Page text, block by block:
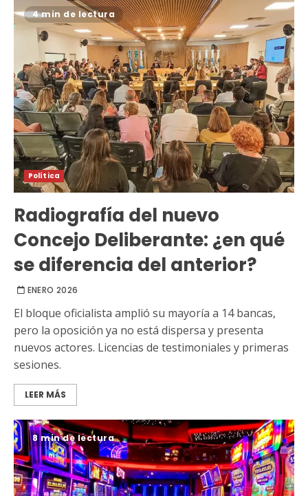
4 min de lectura
Política
Radiografía del nuevo
Concejo Deliberante: ¿en qué
se diferencia del anterior?
ENERO 2026
El bloque oficialista amplió su mayoría a 14 bancas,
pero la oposición ya no está dispersa y presenta
nuevos actores. Licencias de testimoniales y primeras
sesiones.
LEER MÁS
8 min de lectura